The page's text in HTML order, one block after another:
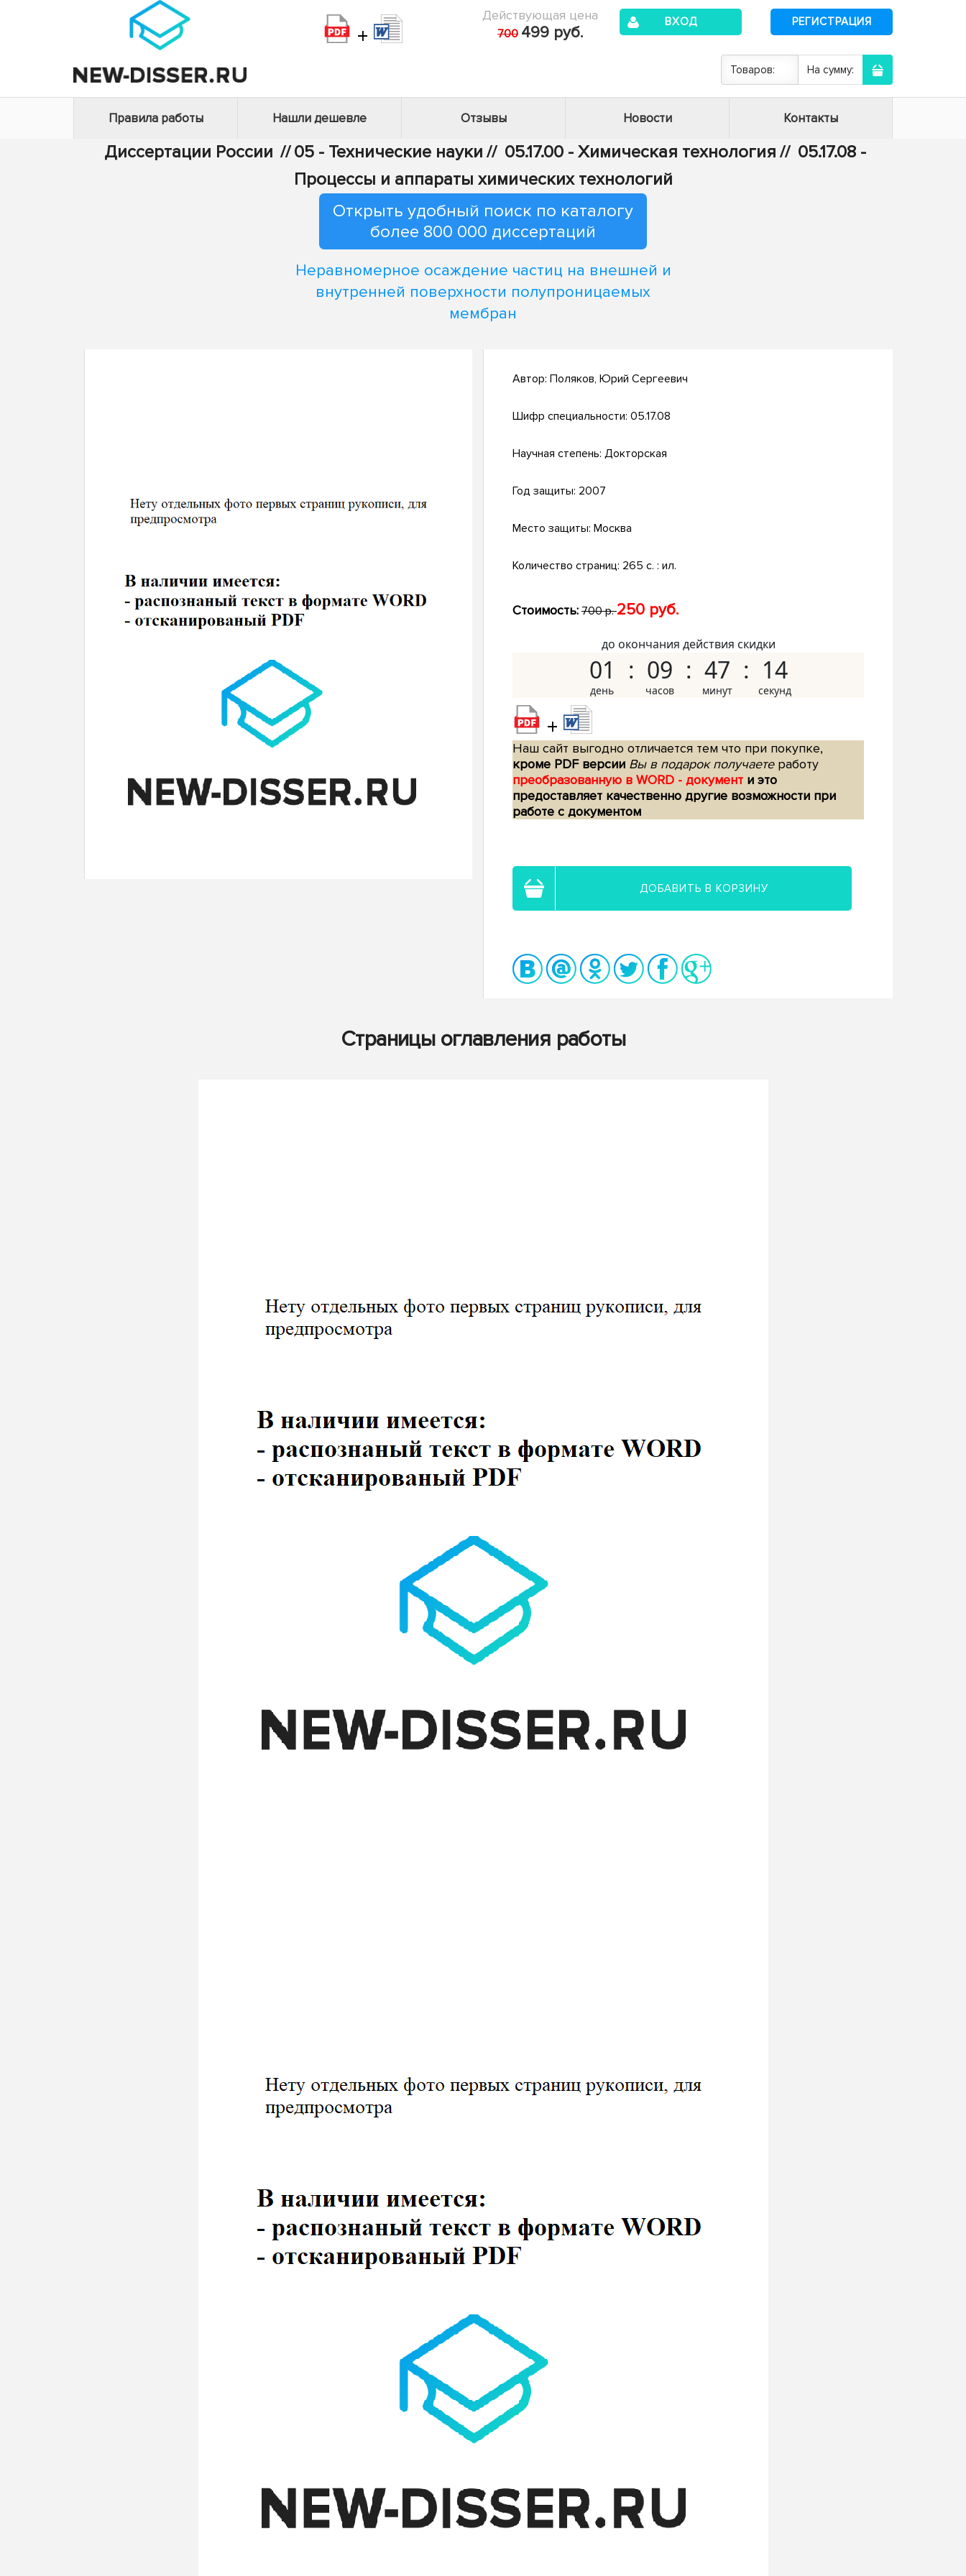
+
Действующая цена
700 499 руб.
ВХОД РЕГИСТРАЦИЯ
Товаров: На сумму:
Правила работы Нашли дешевле Отзывы Новости Контакты
Диссертации России // 05 - Технические науки // 05.17.00 - Химическая технология // 05.17.08 -
Процессы и аппараты химических технологий
Открыть удобный поиск по каталогу
более 800 000 диссертаций
Неравномерное осаждение частиц на внешней и
внутренней поверхности полупроницаемых
мембран
Автор: Поляков, Юрий Сергеевич
Шифр специальности: 05.17.08
Научная степень: Докторская
Год защиты: 2007
Место защиты: Москва
Количество страниц: 265 с. : ил.
Стоимость: 700 р.250 руб.
до окончания действия скидки
01 09 47 13
+
Наш сайт выгодно отличается тем что при покупке,
кроме PDF версии Вы в подарок получаетеработу
преобразованную в WORD - документ и это
предоставляет качественно другие возможности при
работе с документом
ДОБАВИТЬ В КОРЗИНУ
Страницы оглавления работы